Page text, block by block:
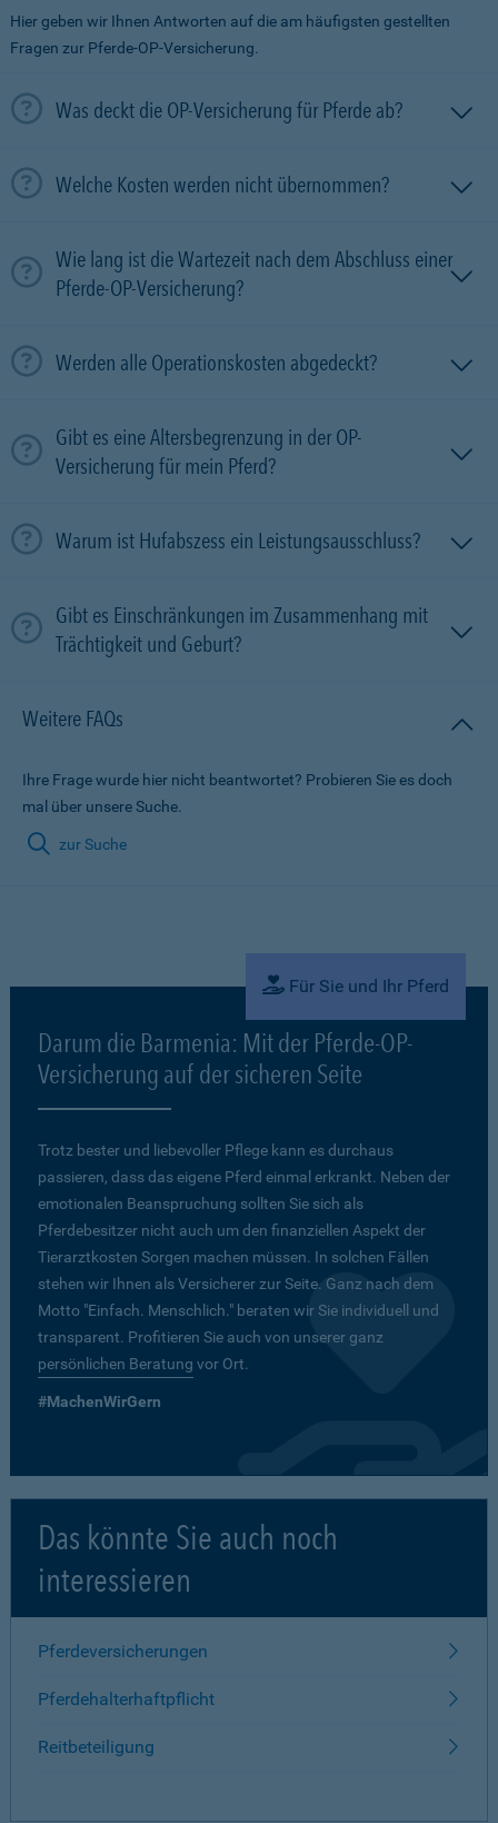
Hier geben wir Ihnen Antworten auf die am häufigsten gestellten
Fragen zur Pferde-OP-Versicherung.
Was deckt die OP-Versicherung für Pferde ab?
Welche Kosten werden nicht übernommen?
Wie lang ist die Wartezeit nach dem Abschluss einer
Pferde-OP-Versicherung?
Werden alle Operationskosten abgedeckt?
Gibt es eine Altersbegrenzung in der OP-
Versicherung für mein Pferd?
Warum ist Hufabszess ein Leistungsausschluss?
Gibt es Einschränkungen im Zusammenhang mit
Trächtigkeit und Geburt?
Weitere FAQs
Ihre Frage wurde hier nicht beantwortet? Probieren Sie es doch
mal über unsere Suche.
zur Suche
Für Sie und Ihr Pferd
Darum die Barmenia: Mit der Pferde-OP-
Versicherung auf der sicheren Seite
Trotz bester und liebevoller Pflege kann es durchaus
passieren, dass das eigene Pferd einmal erkrankt. Neben der
emotionalen Beanspruchung sollten Sie sich als
Pferdebesitzer nicht auch um den finanziellen Aspekt der
Tierarztkosten Sorgen machen müssen. In solchen Fällen
stehen wir Ihnen als Versicherer zur Seite. Ganz nach dem
Motto "Einfach. Menschlich." beraten wir Sie individuell und
transparent. Profitieren Sie auch von unserer ganz
persönlichen Beratung vor Ort.
#MachenWirGern
Das könnte Sie auch noch
interessieren
Pferdeversicherungen
Pferdehalterhaftpflicht
Reitbeteiligung